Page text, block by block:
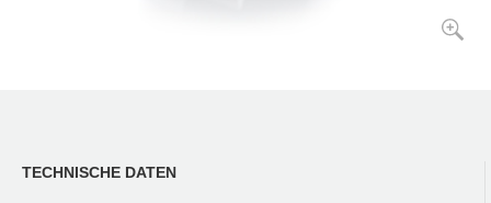
TECHNISCHE DATEN